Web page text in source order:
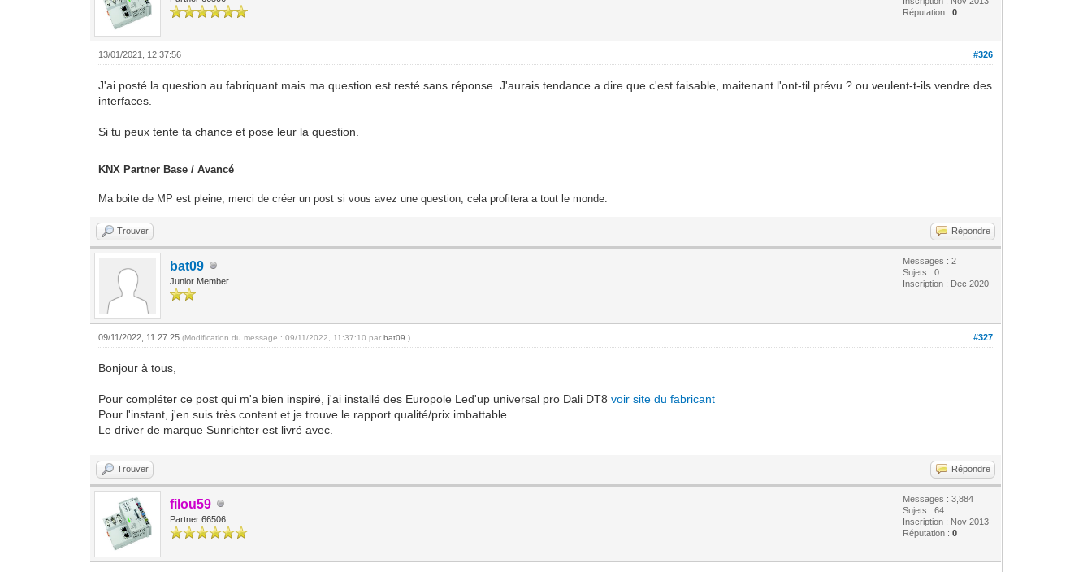
Réputation :0
#326
13/01/2021, 12:37:56
J'ai posté la question au fabriquant mais ma question est resté sans réponse. J'aurais tendance a dire que c'est faisable, maitenant l'ont-til prévu ? ou veulent-t-ils vendre des
interfaces.
Si tu peux tente ta chance et pose leur la question.
KNX Partner Base / Avancé
Ma boite de MP est pleine, merci de créer un post si vous avez une question, cela profitera a tout le monde.
Trouver Répondre
bat09
Junior Member
Messages : 2
Sujets : 0
Inscription : Dec 2020
#327
09/11/2022, 11:27:25(Modification du message : 09/11/2022, 11:37:10 parbat09 .)
Bonjour à tous,
Pour compléter ce post qui m'a bien inspiré, j'ai installé des Europole Led'up universal pro Dali DT8voir site du fabricant
Pour l'instant, j'en suis très content et je trouve le rapport qualité/prix imbattable.
Le driver de marque Sunrichter est livré avec.
Trouver Répondre
filou59
Partner 66506
Messages : 3,884
Sujets : 64
Inscription : Nov 2013
Réputation :0